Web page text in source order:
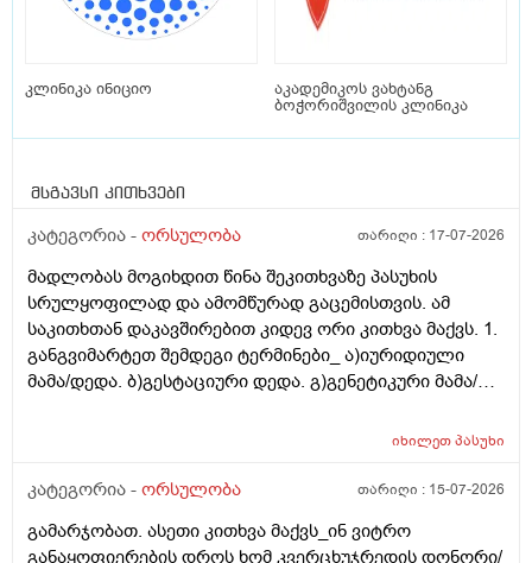
კლინიკა ინიციო
აკადემიკოს ვახტანგ
ბოჭორიშვილის კლინიკა
მსგავსი კითხვები
კატეგორია - ორსულობა თარიღი : 17-07-2026
მადლობას მოგიხდით წინა შეკითხვაზე პასუხის
სრულყოფილად და ამომწურად გაცემისთვის. ამ
საკითხთან დაკავშირებით კიდევ ორი კითხვა მაქვს. 1.
განგვიმარტეთ შემდეგი ტერმინები_ ა)იურიდიული
მამა/დედა. ბ)გესტაციური დედა. გ)გენეტიკური მამა/
კიდევ_მსოფლიოს მრავალ ქვეყანაში აქტიურად
თუ ხელოვნური განაყოფიერების ცენტრებში მომუშავე
რამდენად გავრცელებულია საქართველოში?
იხილეთპასუხი
კატეგორია - ორსულობა თარიღი : 15-07-2026
გამარჯობათ. ასეთი კითხვა მაქვს_ინ ვიტრო
განაყოფიერების დროს ხომ კვერცხუჯრედის დონორი/